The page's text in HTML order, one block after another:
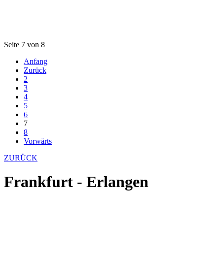
Seite 7 von 8
Anfang
Zurück
2
3
4
5
6
7
8
Vorwärts
ZURÜCK
Frankfurt - Erlangen